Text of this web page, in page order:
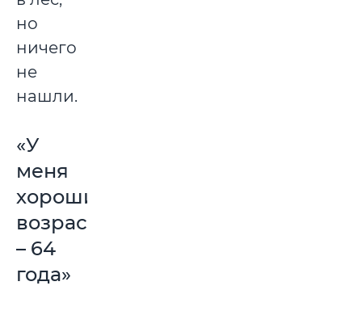
но
ничего
не
нашли.
«У
меня
хороший
возраст
– 64
года»